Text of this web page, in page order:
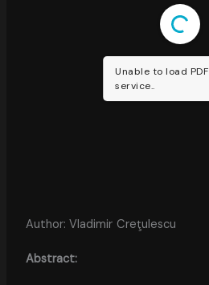
Unable to load PDF
service..
Author: Vladimir Creţulescu
Abstract: